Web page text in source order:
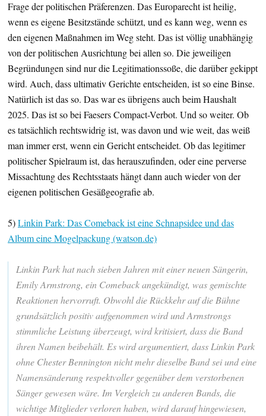
Frage der politischen Präferenzen. Das Europarecht ist heilig,
wenn es eigene Besitzstände schützt, und es kann weg, wenn es
den eigenen Maßnahmen im Weg steht. Das ist völlig unabhängig
von der politischen Ausrichtung bei allen so. Die jeweiligen
Begründungen sind nur die Legitimationssoße, die darüber gekippt
wird. Auch, dass ultimativ Gerichte entscheiden, ist so eine Binse.
Natürlich ist das so. Das war es übrigens auch beim Haushalt
2025. Das ist so bei Faesers Compact-Verbot. Und so weiter. Ob
es tatsächlich rechtswidrig ist, was davon und wie weit, das weiß
man immer erst, wenn ein Gericht entscheidet. Ob das legitimer
politischer Spielraum ist, das herauszufinden, oder eine perverse
Missachtung des Rechtsstaats hängt dann auch wieder von der
eigenen politischen Gesäßgeografie ab.
5)Linkin Park: Das Comeback ist eine Schnapsidee und das
Album eine Mogelpackung (watson.de)
Linkin Park hat nach sieben Jahren mit einer neuen Sängerin,
Emily Armstrong, ein Comeback angekündigt, was gemischte
Reaktionen hervorruft. Obwohl die Rückkehr auf die Bühne
grundsätzlich positiv aufgenommen wird und Armstrongs
stimmliche Leistung überzeugt, wird kritisiert, dass die Band
ihren Namen beibehält. Es wird argumentiert, dass Linkin Park
ohne Chester Bennington nicht mehr dieselbe Band sei und eine
Namensänderung respektvoller gegenüber dem verstorbenen
Sänger gewesen wäre. Im Vergleich zu anderen Bands, die
wichtige Mitglieder verloren haben, wird darauf hingewiesen,